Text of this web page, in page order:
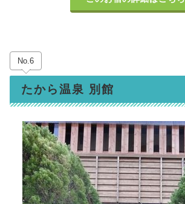
No.6
たから温泉 別館